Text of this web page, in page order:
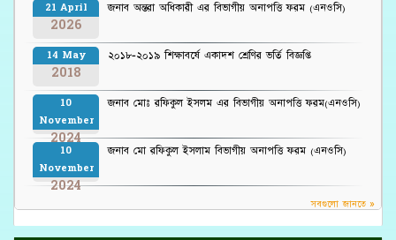
21 April
2026
জনাব অন্তরা অধিকারী এর বিভাগীয় অনাপত্তি ফরম (এনওসি)
14 May
2018
২০১৮-২০১৯ শিক্ষাবর্ষে একাদশ শ্রেণির ভর্তি বিজ্ঞপ্তি
10
November
2024
জনাব মোঃ রফিকুল ইসলম এর বিভাগীয় অনাপত্তি ফরম(এনওসি)
10
November
2024
জনাব মো রফিকুল ইসলাম বিভাগীয় অনাপত্তি ফরম (এনওসি)
সবগুলো জানতে »